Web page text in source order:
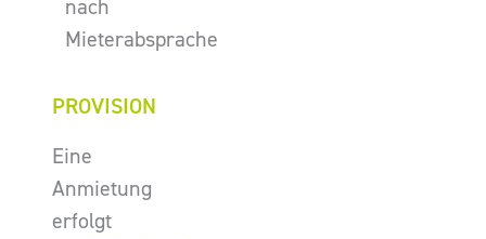
nach
Mieterabsprache
PROVISION
Eine
Anmietung
erfolgt